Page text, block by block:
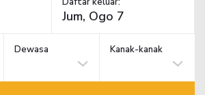
Dewasa Kanak-kanak